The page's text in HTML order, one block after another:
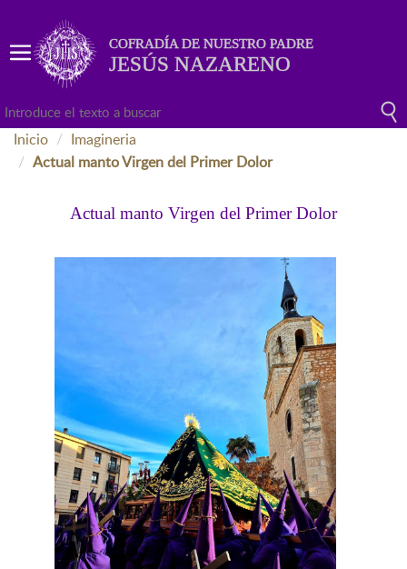
COFRADÍA DE NUESTRO PADRE
JESÚS NAZARENO
Inicio
Imagineria
Actual manto Virgen del Primer Dolor
Actual manto Virgen del Primer Dolor